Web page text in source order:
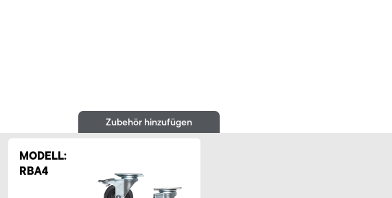
Zubehör hinzufügen
MODELL:
RBA4